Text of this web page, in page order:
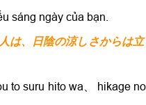
sáng ngày của bạn.
は、日陰の涼しさからは
to suru hito wa、 hikage